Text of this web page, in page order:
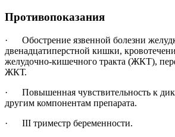
Противопоказания
· Обострение язвенной болезни
двенадцатиперстной кишки,
желудочно-кишечного тракта (ЖКТ),
ЖКТ.
· Повышенная чувствительность к
другим компонентам препарата.
· III триместр беременности.